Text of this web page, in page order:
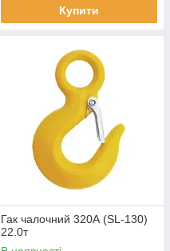
Купити
Гак чалочний 320А (SL-130)
22.0т